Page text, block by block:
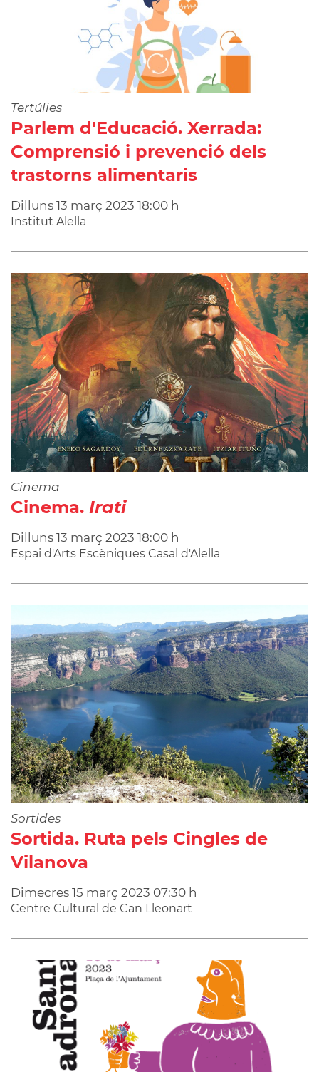
Tertúlies
Parlem d'Educació. Xerrada:
Comprensió i prevenció dels
trastorns alimentaris
Dilluns 13 març 2023 18:00 h
Institut Alella
Cinema
Cinema. Irati
Dilluns 13 març 2023 18:00 h
Espai d'Arts Escèniques Casal d'Alella
Sortides
Sortida. Ruta pels Cingles de
Vilanova
Dimecres 15 març 2023 07:30 h
Centre Cultural de Can Lleonart